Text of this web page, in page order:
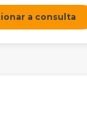
a consulta